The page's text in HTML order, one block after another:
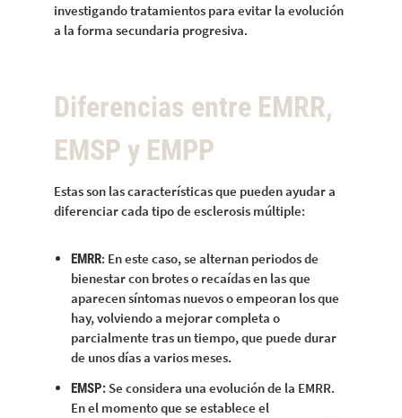
investigando tratamientos para evitar la evolución
a la forma secundaria progresiva.
Diferencias entre EMRR,
EMSP y EMPP
Estas son las características que pueden ayudar a
diferenciar cada tipo de esclerosis múltiple:
EMRR: En este caso, se alternan periodos de
bienestar con brotes o recaídas en las que
aparecen síntomas nuevos o empeoran los que
hay, volviendo a mejorar completa o
parcialmente tras un tiempo, que puede durar
de unos días a varios meses.
EMSP: Se considera una evolución de la EMRR.
En el momento que se establece el